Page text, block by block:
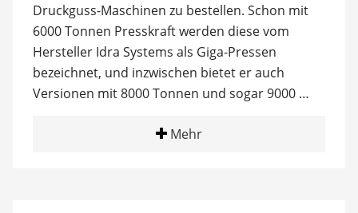
Druckguss-Maschinen zu bestellen. Schon mit
6000 Tonnen Presskraft werden diese vom
Hersteller Idra Systems als Giga-Pressen
bezeichnet, und inzwischen bietet er auch
Versionen mit 8000 Tonnen und sogar 9000 …
Mehr